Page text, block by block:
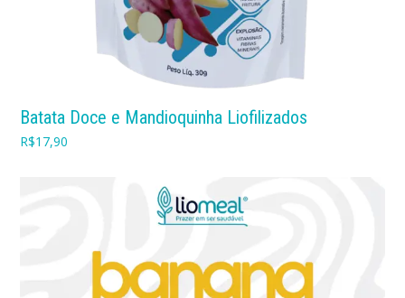
Batata Doce e Mandioquinha Liofilizados
R$17,90